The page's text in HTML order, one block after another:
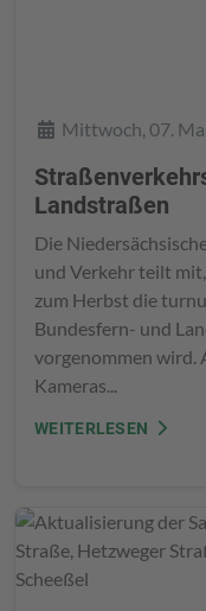
DetailsMittwoch, 07.
Landstraßen
Die
und Verkehr teilt
zum Herbst die
Bundesfern- und
vorgenommen wird.
Kameras...
WEITERLESEN